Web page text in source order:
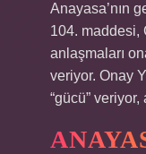
Anayasa’nın
104. maddesi,
anlaşmaları
veriyor. Onay
“gücü”